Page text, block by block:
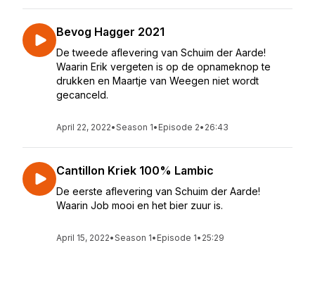
Bevog Hagger 2021
De tweede aflevering van Schuim der Aarde!
Waarin Erik vergeten is op de opnameknop te
drukken en Maartje van Weegen niet wordt
gecanceld.
April 22, 2022•Season 1• Episode 2• 26:43
Cantillon Kriek 100% Lambic
De eerste aflevering van Schuim der Aarde!
Waarin Job mooi en het bier zuur is.
April 15, 2022•Season 1• Episode 1• 25:29